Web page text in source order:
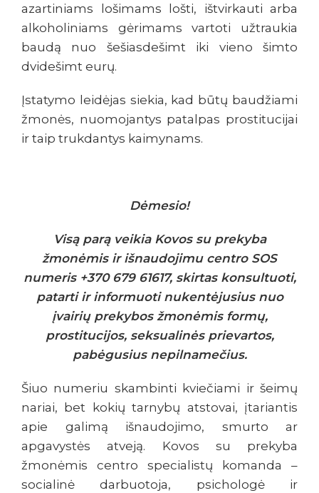
azartiniams lošimams lošti, ištvirkauti arba
alkoholiniams gėrimams vartoti užtraukia
baudą nuo šešiasdešimt iki vieno šimto
dvidešimt eurų.
Įstatymo leidėjas siekia, kad būtų baudžiami
žmonės, nuomojantys patalpas prostitucijai
ir taip trukdantys kaimynams.
Dėmesio!
Visą parą veikia Kovos su prekyba
žmonėmis ir išnaudojimu centro SOS
numeris +370 679 61617, skirtas konsultuoti,
patarti ir informuoti nukentėjusius nuo
įvairių prekybos žmonėmis formų,
prostitucijos, seksualinės prievartos,
pabėgusius nepilnamečius.
Šiuo numeriu skambinti kviečiami ir šeimų
nariai, bet kokių tarnybų atstovai, įtariantis
apie galimą išnaudojimo, smurto ar
apgavystės atveją. Kovos su prekyba
žmonėmis centro specialistų komanda –
socialinė darbuotoja, psichologė ir